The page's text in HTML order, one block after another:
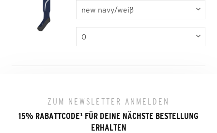
ZUM NEWSLETTER ANMELDEN
15% RABATTCODE¹ FÜR DEINE NÄCHSTE BESTELLUNG
ERHALTEN